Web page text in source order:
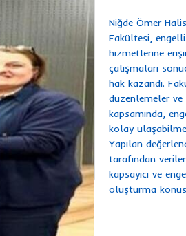
Niğde Ömer
Fakültesi,
hizmetlerine
çalışmaları
hak kazandı.
düzenlemeler
kapsamında,
kolay
Yapılan
tarafından
kapsayıcı ve
oluşturma